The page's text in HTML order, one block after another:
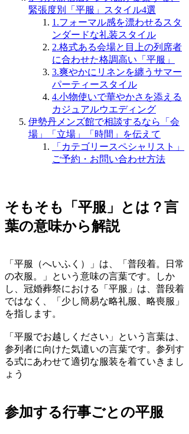
緊張度別「平服」スタイル4選
1.フォーマル感を漂わせるスタ
ンダードな礼装スタイル
2.格式ある会場と目上の列席者
に合わせた格調高い「平服」
3.爽やかにリネンを纏うサマー
パーティースタイル
4.小物使いで華やかさを添える
カジュアルウエディング
伊勢丹メンズ館で相談するなら「会
場」「立場」「時間」を伝えて
「カテゴリースペシャリスト」
ご予約・お問い合わせ方法
そもそも「平服」とは？言
葉の意味から解説
「平服（へいふく）」は、「普段着。日常
の衣服。」という意味の言葉です。しか
し、冠婚葬祭における「平服」は、普段着
ではなく、「少し簡易な略礼服、略喪服」
を指します。
「平服でお越しください」という言葉は、
参列者に向けた気遣いの言葉です。参列す
る式にあわせて適切な服装を着ていきまし
ょう
参加する行事ごとの平服